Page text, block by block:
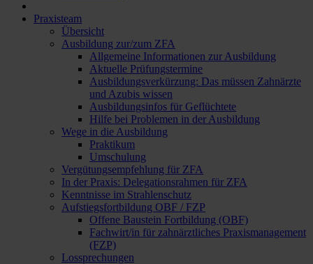
Praxisteam
Übersicht
Ausbildung zur/zum ZFA
Allgemeine Informationen zur Ausbildung
Aktuelle Prüfungstermine
Ausbildungsverkürzung: Das müssen Zahnärzte
und Azubis wissen
Ausbildungsinfos für Geflüchtete
Hilfe bei Problemen in der Ausbildung
Wege in die Ausbildung
Praktikum
Umschulung
Vergütungsempfehlung für ZFA
In der Praxis: Delegationsrahmen für ZFA
Kenntnisse im Strahlenschutz
Aufstiegsfortbildung OBF / FZP
Offene Baustein Fortbildung (OBF)
Fachwirt/in für zahnärztliches Praxismanagement
(FZP)
Lossprechungen